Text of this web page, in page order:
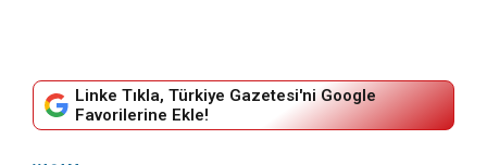
Linke Tıkla, Türkiye Gazetesi'ni Google
Favorilerine Ekle!